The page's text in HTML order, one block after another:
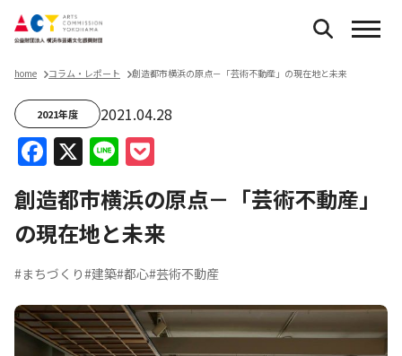
home コラム・レポート 創造都市横浜の原点－「芸術不動産」の現在地と未来
2021年度 2021.04.28
Facebook
X Line
創造都市横浜の原点－「芸術不動産」
の現在地と未来
#まちづくり#建築#都心#芸術不動産